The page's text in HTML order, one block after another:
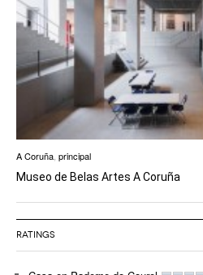
A Coruña principal
Museo de Belas Artes A Coruña
RATINGS